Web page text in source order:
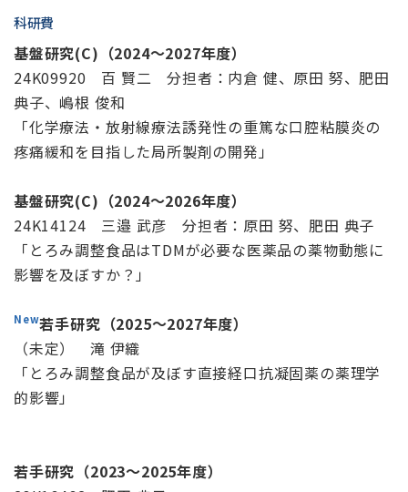
科研費
基盤研究(C)（2024～2027年度）
24K09920 百 賢二 分担者：内倉 健、原田 努、肥田
典子、嶋根 俊和
「化学療法・放射線療法誘発性の重篤な口腔粘膜炎の
疼痛緩和を目指した局所製剤の開発」
基盤研究(C)（2024～2026年度）
24K14124 三邉 武彦 分担者：原田 努、肥田 典子
「とろみ調整食品はTDMが必要な医薬品の薬物動態に
影響を及ぼすか？」
New若手研究（2025～2027年度）
（未定） 滝 伊織
「とろみ調整食品が及ぼす直接経口抗凝固薬の薬理学
的影響」
若手研究（2023～2025年度）